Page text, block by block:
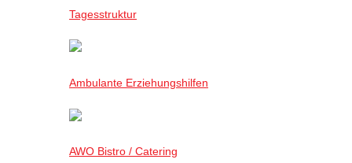
Tagesstruktur
Ambulante Erziehungshilfen
AWO Bistro / Catering